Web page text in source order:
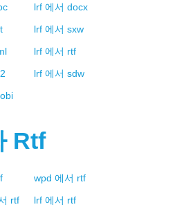
lrf 에서 docx
lrf 에서 sxw
lrf 에서 rtf
lrf 에서 sdw
Rtf
wpd 에서 rtf
rtf lrf 에서 rtf